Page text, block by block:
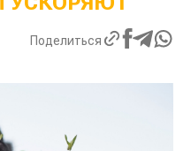
Поделиться